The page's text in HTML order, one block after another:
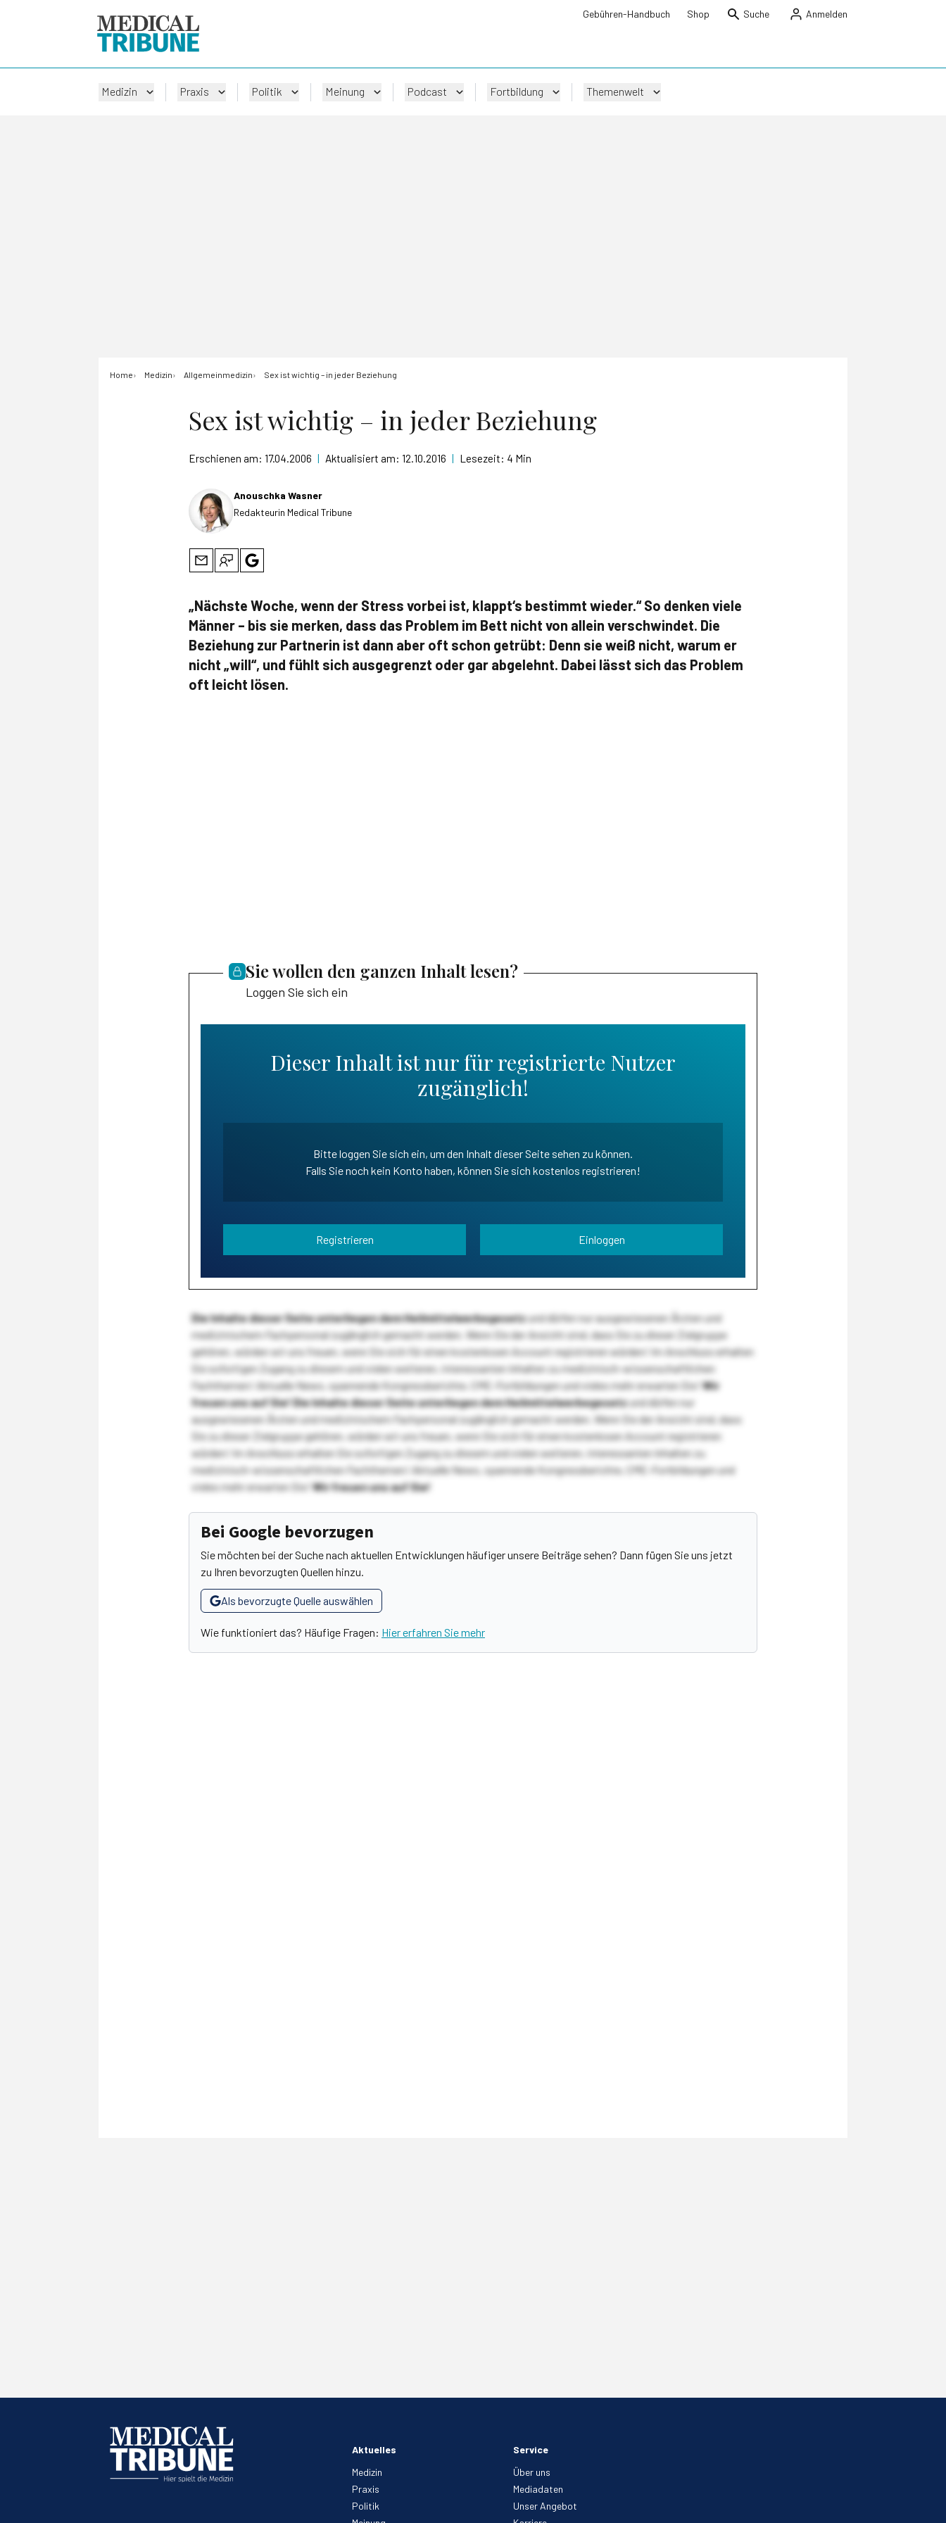
Gebühren-Handbuch Shop Suche Anmelden
Medizin Praxis Politik Meinung Podcast Fortbildung Themenwelt
Home Medizin Allgemeinmedizin Sex ist wichtig – in jeder Beziehung
Sex ist wichtig – in jeder Beziehung
Erschienen am: 17.04.2006 | Aktualisiert am: 12.10.2016 | Lesezeit: 4 Min
Anouschka Wasner
Redakteurin Medical Tribune
„Nächste Woche, wenn der Stress vorbei ist, klappt‘s bestimmt wieder.“ So denken viele
Männer – bis sie merken, dass das Problem im Bett nicht von allein verschwindet. Die
Beziehung zur Partnerin ist dann aber oft schon getrübt: Denn sie weiß nicht, warum er
nicht „will“, und fühlt sich ausgegrenzt oder gar abgelehnt. Dabei lässt sich das Problem
oft leicht lösen.
Sie wollen den ganzen Inhalt lesen?
Loggen Sie sich ein
Dieser Inhalt ist nur für registrierte Nutzer
zugänglich!
Bitte loggen Sie sich ein, um den Inhalt dieser Seite sehen zu können.
Falls Sie noch kein Konto haben, können Sie sich kostenlos registrieren!
Registrieren Einloggen
Die Inhalte dieser Seite unterliegen dem Heilmittelwerbegesetzund dürfen nur ausgewiesenen Ärzten und
medizinischem Fachpersonal zugänglich gemacht werden. Wenn Sie der Ansicht sind, dass Sie zu dieser Zielgruppe
gehören, würden wir uns freuen, wenn Sie sich für einen kostenlosen Account registrieren würden! Im Anschluss erhalten
Sie sofortigen Zugang zu diesem und vielen weiteren, interessanten Inhalten zu medizinisch-wissenschaftlichen
Fachthemen! Aktuelle News, spannende Kongressberichte, CME-Fortbildungen und vieles mehr erwarten Sie!Wir
freuen uns auf Sie!Die Inhalte dieser Seite unterliegen dem Heilmittelwerbegesetzund dürfen nur
ausgewiesenen Ärzten und medizinischem Fachpersonal zugänglich gemacht werden. Wenn Sie der Ansicht sind, dass
Sie zu dieser Zielgruppe gehören, würden wir uns freuen, wenn Sie sich für einen kostenlosen Account registrieren
würden! Im Anschluss erhalten Sie sofortigen Zugang zu diesem und vielen weiteren, interessanten Inhalten zu
medizinisch-wissenschaftlichen Fachthemen! Aktuelle News, spannende Kongressberichte, CME-Fortbildungen und
vieles mehr erwarten Sie!Wir freuen uns auf Sie!
Bei Google bevorzugen
Sie möchten bei der Suche nach aktuellen Entwicklungen häufiger unsere Beiträge sehen? Dann fügen Sie uns jetzt
zu Ihren bevorzugten Quellen hinzu.
Als bevorzugte Quelle auswählen
Wie funktioniert das? Häufige Fragen: Hier erfahren Sie mehr
Aktuelles
Medizin
Praxis
Politik
Service
Über uns
Mediadaten
Unser Angebot